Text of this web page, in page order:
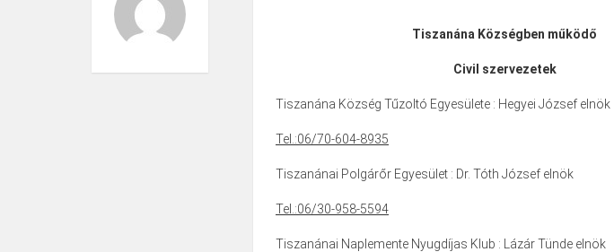
Tiszanána Községben működő
Civil szervezetek
Tiszanána Község Tűzoltó Egyesülete : Hegyei József elnök
Tel.:06/70-604-8935
Tiszanánai Polgárőr Egyesület : Dr. Tóth József elnök
Tel.:06/30-958-5594
Tiszanánai Naplemente Nyugdíjas Klub : Lázár Tünde elnök